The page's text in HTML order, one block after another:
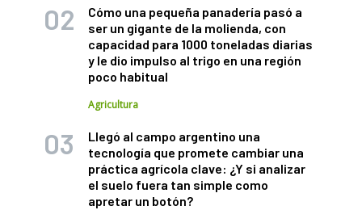
Cómo una pequeña panadería pasó a
ser un gigante de la molienda, con
capacidad para 1000 toneladas diarias
y le dio impulso al trigo en una región
poco habitual
Agricultura
Llegó al campo argentino una
tecnología que promete cambiar una
práctica agrícola clave: ¿Y si analizar
el suelo fuera tan simple como
apretar un botón?